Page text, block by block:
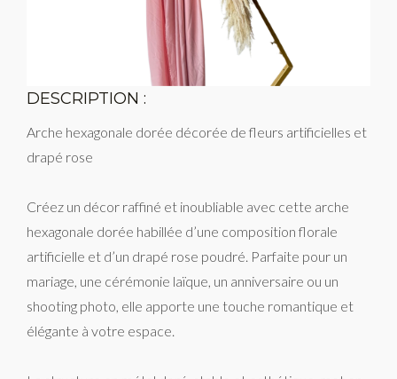
DESCRIPTION :
Arche hexagonale dorée décorée de fleurs artificielles et
drapé rose
Créez un décor raffiné et inoubliable avec cette arche
hexagonale dorée habillée d’une composition florale
artificielle et d’un drapé rose poudré. Parfaite pour un
mariage, une cérémonie laïque, un anniversaire ou un
shooting photo, elle apporte une touche romantique et
élégante à votre espace.